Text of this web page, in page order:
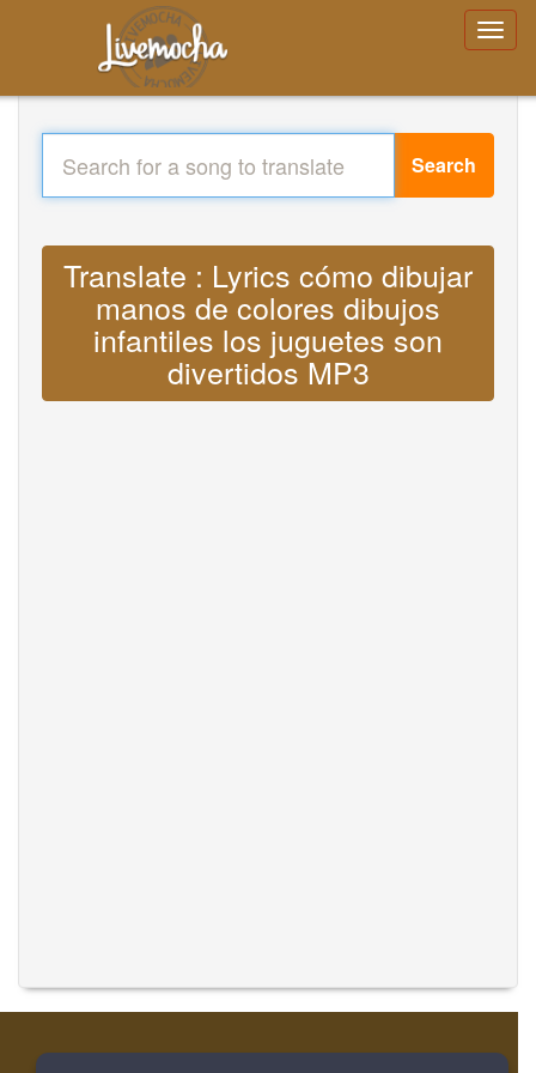
Search
Translate : Lyrics cómo dibujar
manos de colores dibujos
infantiles los juguetes son
divertidos MP3